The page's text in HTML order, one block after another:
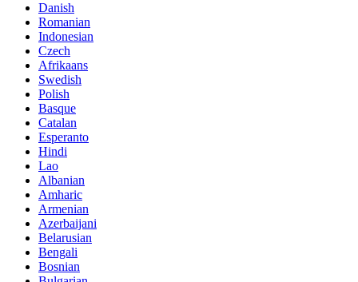
Danish
Romanian
Indonesian
Czech
Afrikaans
Swedish
Polish
Basque
Catalan
Esperanto
Hindi
Lao
Albanian
Amharic
Armenian
Azerbaijani
Belarusian
Bengali
Bosnian